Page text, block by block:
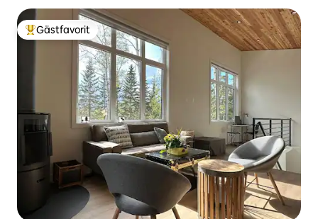
Populär gästfavorit
Gästfavorit